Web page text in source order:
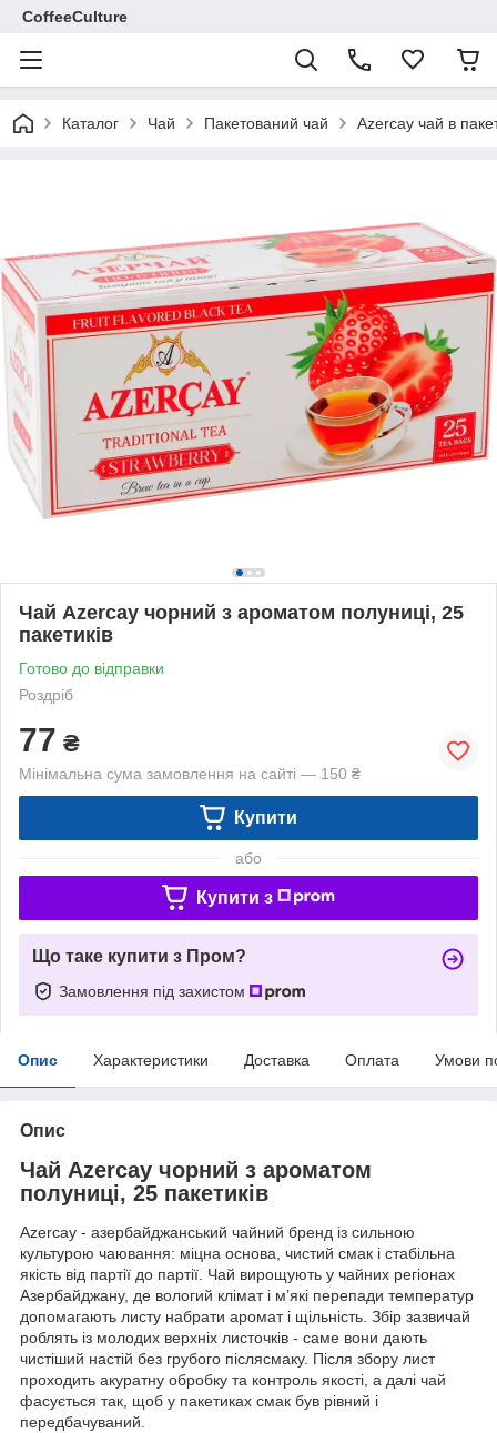
CoffeeCulture
Каталог Чай Пакетований чай Azercay чай в
Чай Azercay чорний з ароматом полуниці, 25
пакетиків
Готово до відправки
Роздріб
77 ₴
Мінімальна сума замовлення на сайті — 150 ₴
Купити
або
Купити з
Що таке купити з Пром?
Замовлення під захистом
Опис Характеристики Доставка Оплата Умови
Опис
Чай Azercay чорний з ароматом
полуниці, 25 пакетиків
Azercay - азербайджанський чайний бренд із сильною
культурою чаювання: міцна основа, чистий смак і стабільна
якість від партії до партії. Чай вирощують у чайних регіонах
Азербайджану, де вологий клімат і м’які перепади температур
допомагають листу набрати аромат і щільність. Збір зазвичай
роблять із молодих верхніх листочків - саме вони дають
чистіший настій без грубого післясмаку. Після збору лист
проходить акуратну обробку та контроль якості, а далі чай
фасується так, щоб у пакетиках смак був рівний і
передбачуваний.